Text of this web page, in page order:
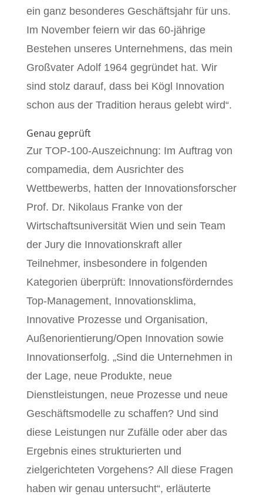
ein ganz besonderes Geschäftsjahr für uns.
Im November feiern wir das 60-jährige
Bestehen unseres Unternehmens, das mein
Großvater Adolf 1964 gegründet hat. Wir
sind stolz darauf, dass bei Kögl Innovation
schon aus der Tradition heraus gelebt wird“.
Genau geprüft
Zur TOP-100-Auszeichnung: Im Auftrag von
compamedia, dem Ausrichter des
Wettbewerbs, hatten der Innovationsforscher
Prof. Dr. Nikolaus Franke von der
Wirtschaftsuniversität Wien und sein Team
der Jury die Innovationskraft aller
Teilnehmer, insbesondere in folgenden
Kategorien überprüft: Innovationsförderndes
Top-Management, Innovationsklima,
Innovative Prozesse und Organisation,
Außenorientierung/Open Innovation sowie
Innovationserfolg. „Sind die Unternehmen in
der Lage, neue Produkte, neue
Dienstleistungen, neue Prozesse und neue
Geschäftsmodelle zu schaffen? Und sind
diese Leistungen nur Zufälle oder aber das
Ergebnis eines strukturierten und
zielgerichteten Vorgehens? All diese Fragen
haben wir genau untersucht“, erläuterte